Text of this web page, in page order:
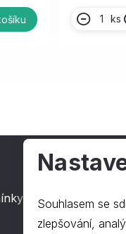
ks
O
Kontakt
O nás
Souhlasem se
zlepšování, analýzu